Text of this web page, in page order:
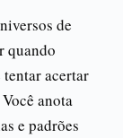
de
quando
acertar
anota
e padrões